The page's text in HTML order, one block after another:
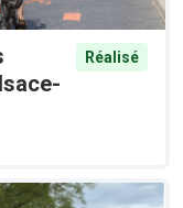
Réalisé